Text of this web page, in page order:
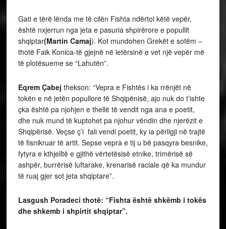
Gati e tërë lënda me të cilën Fishta ndërtoi këtë vepër,
është nxjerrun nga jeta e pasuria shpirërore e popullit
shqiptar(Martin Camaj). Kot mundohen Grekët e sotëm –
thotë Faik Konica-të gjejnë në letërsinë e vet një vepër më
të plotësueme se “Lahutën”.
Eqrem Çabej thekson: “Vepra e Fishtës i ka rrënjët në
tokën e në jetën popullore të Shqipënisë, ajo nuk do t’ishte
çka është pa njohjen e thellë të vendit nga ana e poetit,
dhe nuk mund të kuptohet pa njohur vëndin dhe njerëzit e
Shqipërisë. Veçse ç’i fali vendi poetit, ky ia përligji në trajtë
të fisnikruar të artit. Sepse vepra e tij u bë pasqyra besnike,
fytyra e kthjelltë e gjithë vërtetësisë etnike, trimërisë së
ashpër, burrërisë luftarake, krenarisë raciale që ka mundur
të ruaj gjer sot jeta shqiptare”.
Lasgush Poradeci thotë: “Fishta është shkëmb i tokës
dhe shkemb i shpirtit shqiptar”.